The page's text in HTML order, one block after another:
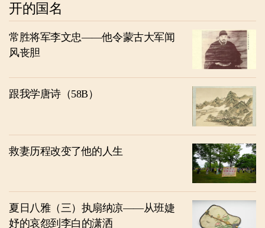
开的国名
常胜将军李文忠——他令蒙古大军闻
风丧胆
跟我学唐诗（58B）
救妻历程改变了他的人生
夏日八雅（三）执扇纳凉——从班婕
妤的哀怨到李白的潇洒